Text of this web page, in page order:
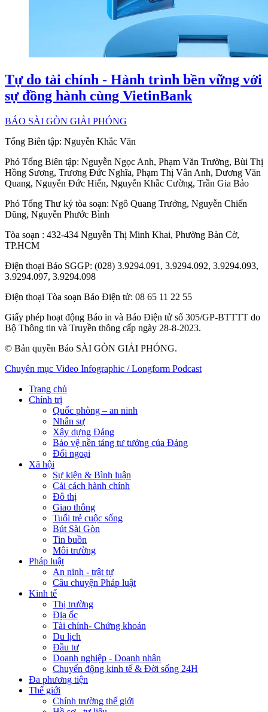
Tự do tài chính - Hành trình bền vững với
sự đồng hành cùng VietinBank
BÁO SÀI GÒN GIẢI PHÓNG
Tổng Biên tập: Nguyễn Khắc Văn
Phó Tổng Biên tập: Nguyễn Ngọc Anh, Phạm Văn Trường, Bùi Thị
Hồng Sương, Trương Đức Nghĩa, Phạm Thị Vân Anh, Dương Văn
Quang, Nguyễn Đức Hiển, Nguyễn Khắc Cường, Trần Gia Bảo
Phó Tổng Thư ký tòa soạn: Ngô Quang Trưởng, Nguyễn Chiến
Dũng, Nguyễn Phước Bình
Tòa soạn : 432-434 Nguyễn Thị Minh Khai, Phường Bàn Cờ,
TP.HCM
Điện thoại Báo SGGP: (028) 3.9294.091, 3.9294.092, 3.9294.093,
3.9294.097, 3.9294.098
Điện thoại Tòa soạn Báo Điện tử: 08 65 11 22 55
Giấy phép hoạt động Báo in và Báo Điện tử số 305/GP-BTTTT do
Bộ Thông tin và Truyền thông cấp ngày 28-8-2023.
© Bản quyền Báo SÀI GÒN GIẢI PHÓNG.
Chuyên mục Video Infographic / Longform Podcast
Trang chủ
Chính trị
Quốc phòng – an ninh
Nhân sự
Xây dựng Đảng
Bảo vệ nền tảng tư tưởng của Đảng
Đối ngoại
Xã hội
Sự kiện & Bình luận
Cải cách hành chính
Đô thị
Giao thông
Tuổi trẻ cuộc sống
Bút Sài Gòn
Tin buồn
Môi trường
Pháp luật
An ninh - trật tự
Câu chuyện Pháp luật
Kinh tế
Thị trường
Địa ốc
Tài chính- Chứng khoán
Du lịch
Đầu tư
Doanh nghiệp - Doanh nhân
Chuyển động kinh tế & Đời sống 24H
Đa phương tiện
Thế giới
Chính trường thế giới